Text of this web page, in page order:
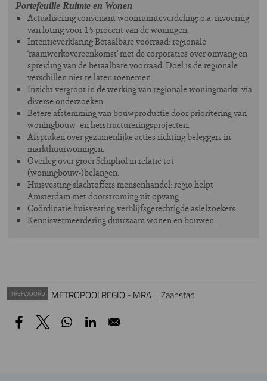
Portefeuille Ruimte en Wonen
Actualisering convenant woonruimteverdeling: o.a. invoering
van loting voor 15 procent van de woningen.
Intentieverklaring Betaalbare voorraad: regionale
‘raamwerkovereenkomst’ met de corporaties over omvang en
spreiding van de betaalbare voorraad. Doel is de regionale
verschillen niet te laten toenemen.
Inzicht vergroot in de werking van regionale woningmarkt via
diverse onderzoeken.
Betere afstemming van bouwproductie door prioritering van
woningbouw- en herstructureringsprojecten.
Afspraken over gezamenlijke acties richting beleggers in
markthuurwoningen.
Overleg over groei Schiphol in relatie tot
(woningbouw-)belangen.
Huisvesting slachtoffers mensenhandel: regio helpt
Amsterdam met doorstroming uit opvang.
Coördinatie huisvesting verblijfsgerechtigde asielzoekers
Kennisvermeerdering duurzaam wonen en bouwen.
TREFWOORD METROPOOLREGIO - MRA Zaanstad